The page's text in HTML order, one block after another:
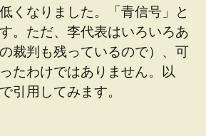
くなりました。「青信号」と
。ただ、李代表はいろいろあ
裁判も残っているので）、可
たわけではありません。以
で引用してみます。